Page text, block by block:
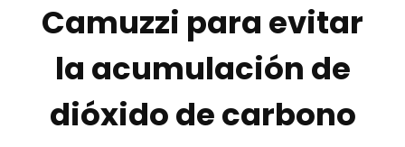
Camuzzi para evitar
la acumulación de
dióxido de carbono